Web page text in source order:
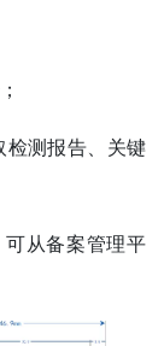
检测报告、关键
从备案管理平